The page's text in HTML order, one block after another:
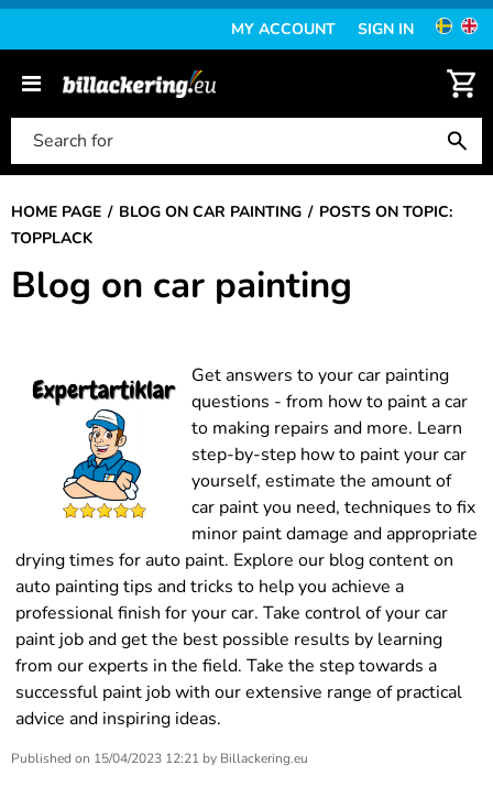
MY ACCOUNT SIGN IN
HOME PAGE BLOG ON CAR PAINTING
POSTS ON TOPIC:
TOPPLACK
Blog on car painting
Get answers to your car painting
questions - from how to paint a car
to making repairs and more. Learn
step-by-step how to paint your car
yourself, estimate the amount of
car paint you need, techniques to fix
minor paint damage and appropriate
drying times for auto paint. Explore our blog content on
auto painting tips and tricks to help you achieve a
professional finish for your car. Take control of your car
paint job and get the best possible results by learning
from our experts in the field. Take the step towards a
successful paint job with our extensive range of practical
advice and inspiring ideas.
Published on 15/04/2023 12:21 by Billackering.eu